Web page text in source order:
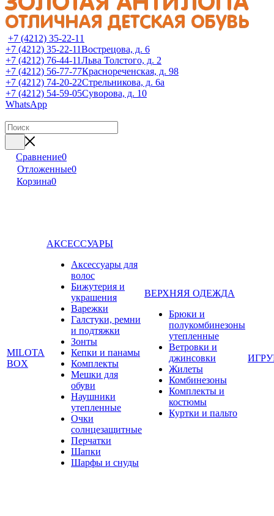
+7 (4212) 35-22-11
+7 (4212) 35-22-11Вострецова, д. 6
+7 (4212) 76-44-11Льва Толстого, д. 2
+7 (4212) 56-77-77Краснореченская, д. 98
+7 (4212) 74-20-22Стрельникова, д. 6а
+7 (4212) 54-59-05Суворова, д. 10
WhatsApp
Сравнение0
Отложенные0
Корзина0
MILOTA
BOX
АКСЕССУАРЫ
Аксессуары для
волос
Бижутерия и
украшения
Варежки
Галстуки, ремни
и подтяжки
Зонты
Кепки и панамы
Комплекты
Мешки для
обуви
Наушники
утепленные
Очки
солнцезащитные
Перчатки
Шапки
Шарфы и снуды
ВЕРХНЯЯ ОДЕЖДА
Брюки и
полукомбинезоны
утепленные
Ветровки и
джинсовки
Жилеты
Комбинезоны
Комплекты и
костюмы
Куртки и пальто